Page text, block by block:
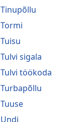
Tinupõllu
Tormi
Tuisu
Tulvi sigala
Tulvi töökoda
Turbapõllu
Tuuse
Undi